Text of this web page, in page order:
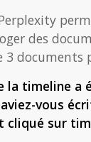
des
3 documents
la timeline a
vous
cliqué sur